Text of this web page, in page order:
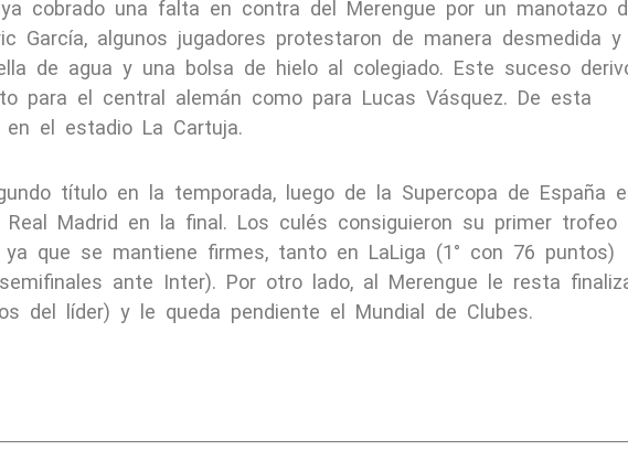
cobrado una falta en contra del Merengue por un manotazo
García, algunos jugadores protestaron de manera desmedida y
de agua y una bolsa de hielo al colegiado. Este suceso
para el central alemán como para Lucas Vásquez. De esta
el estadio La Cartuja.
título en la temporada, luego de la Supercopa de España
Madrid en la final. Los culés consiguieron su primer trofeo
que se mantiene firmes, tanto en LaLiga (1° con 76 puntos)
ante Inter). Por otro lado, al Merengue le resta
del líder) y le queda pendiente el Mundial de Clubes.